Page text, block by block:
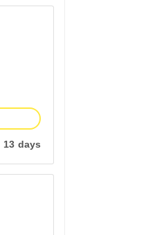
13 days